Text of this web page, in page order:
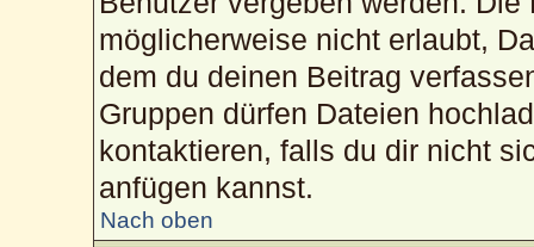
möglicherweise nicht erlaubt,
dem du deinen Beitrag
Gruppen dürfen Dateien
kontaktieren, falls du dir nicht
anfügen kannst.
Nach oben